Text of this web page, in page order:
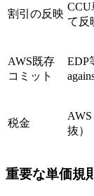
割引の反映
CCU
て反
AWS既存
コミット
EDP
税金
抜）
重要な単価規